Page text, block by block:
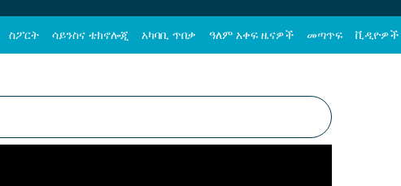
ስፖርት ሳይንስና ቴክኖሎጂ አካባቢ ጥበቃ ዓለም አቀፍ ዜናዎች መጣጥፍ ቪዲዮዎች